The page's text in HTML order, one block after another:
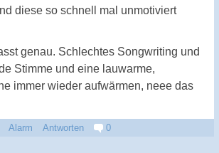
diese so schnell mal unmotiviert
genau. Schlechtes Songwriting und
Stimme und eine lauwarme,
immer wieder aufwärmen, neee das
Alarm Antworten 0